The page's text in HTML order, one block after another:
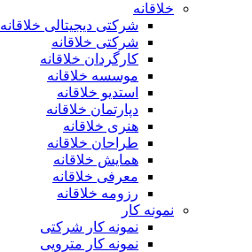
خلاقانه
شرکتی دیجیتالی خلاقانه
شرکتی خلاقانه
کارگردان خلاقانه
موسسه خلاقانه
استدیو خلاقانه
دپارتمان خلاقانه
هنری خلاقانه
طراحان خلاقانه
همایش خلاقانه
معرفی خلاقانه
رزومه خلاقانه
نمونه کار
نمونه کار شرکتی
نمونه کار مترویی